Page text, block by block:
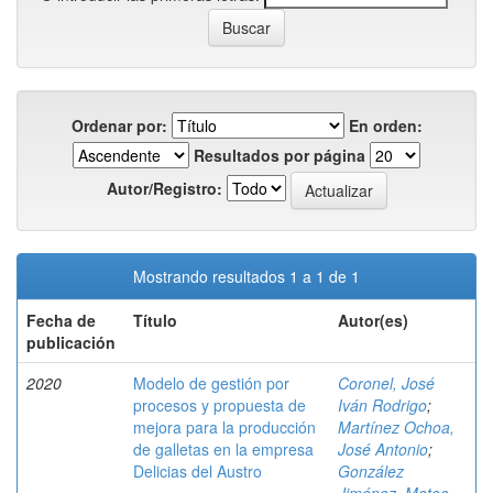
Ordenar por:
En orden:
Resultados por página
Autor/Registro:
Mostrando resultados 1 a 1 de 1
Fecha de
publicación
Título Autor(es)
2020
Modelo de gestión por
procesos y propuesta de
mejora para la producción
de galletas en la empresa
Delicias del Austro
Coronel, José
Iván Rodrigo;
Martínez Ochoa,
José Antonio;
González